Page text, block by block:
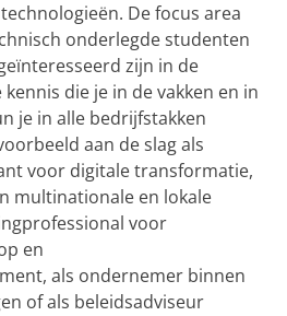
De focus area
onderlegde studenten
zijn in de
die je in de vakken en in
je in alle bedrijfstakken
aan de slag als
voor digitale transformatie,
multinationale en lokale
voor
en
als ondernemer binnen
of als beleidsadviseur